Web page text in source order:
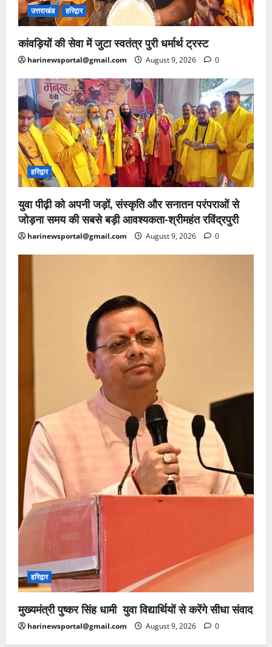
उत्तराखंड हरिद्वार
कांवड़ियों की सेवा में जुटा स्वतंत्र पुरी धर्मार्थ ट्रस्ट
harinewsportal@gmail.com August 9, 2026 0
हरिद्वार
युवा पीढ़ी को अपनी जड़ों, संस्कृति और सनातन परंपराओं से
जोड़ना समय की सबसे बड़ी आवश्यकता-श्रीमहंत रविंद्रपुरी
harinewsportal@gmail.com August 9, 2026 0
हरिद्वार
मुख्यमंत्री पुष्कर सिंह धामी युवा विद्यार्थियों से करेंगे सीधा संवाद
harinewsportal@gmail.com August 9, 2026 0